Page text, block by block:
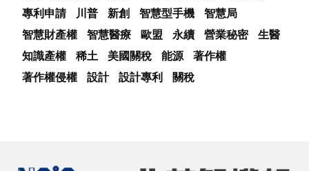
專利申請
川普 新創 智慧型手機
智慧局
智慧財產權
智慧醫療 歐盟 永續 營業秘密
生醫
知識產權
稀土 美國關稅 能源
著作權
著作權侵權
設計 設計專利 關稅